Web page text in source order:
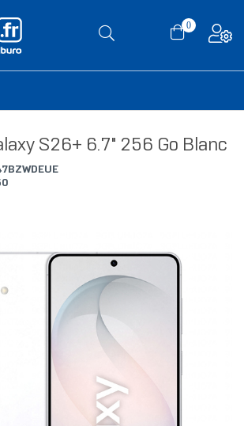
0
S26+ 6.7" 256 Go Blanc